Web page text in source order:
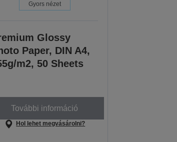
Gyors nézet
Glossy
Paper, DIN A4,
m2, 50 Sheets
További információ
Hol lehet megvásárolni?